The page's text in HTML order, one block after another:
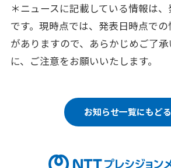
＊ニュースに記載している情報は
です。現時点では、発表日時点で
がありますので、あらかじめご了
に、ご注意をお願いいたします。
お知らせ一覧にもどる